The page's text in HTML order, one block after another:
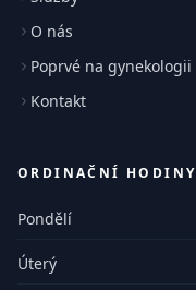
O nás
Poprvé na gynekologii
Kontakt
ORDINAČNÍ HODINY
Pondělí
Úterý